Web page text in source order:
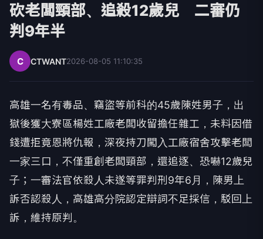
砍老闆頸部、追殺12歲兒 二審仍
判9年半
C CTWANT2026-08-05 11:10:35
高雄一名有毒品、竊盜等前科的45歲陳姓男子，出
獄後獲大寮區楊姓工廠老闆收留擔任雜工，未料因借
錢遭拒竟恩將仇報，深夜持刀闖入工廠宿舍攻擊老闆
一家三口，不僅重創老闆頸部，還追逐、恐嚇12歲兒
子；一審法官依殺人未遂等罪判刑9年6月，陳男上
訴否認殺人，高雄高分院認定辯詞不足採信，駁回上
訴，維持原判。